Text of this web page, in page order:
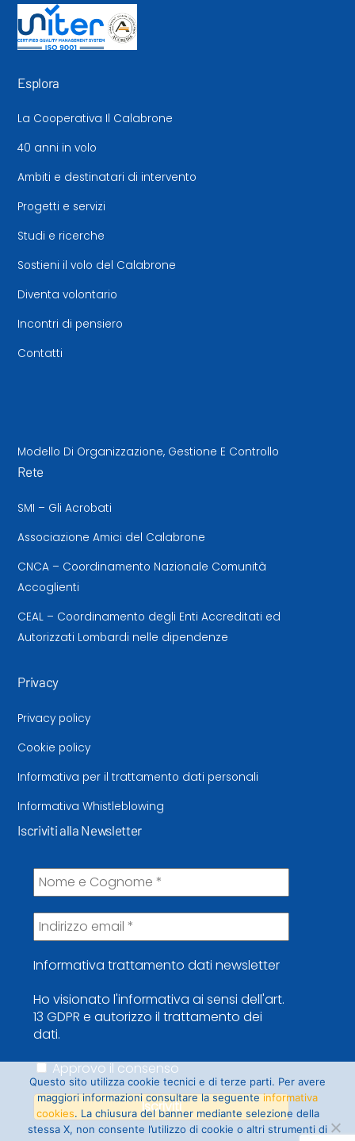
Esplora
La Cooperativa Il Calabrone
40 anni in volo
Ambiti e destinatari di intervento
Progetti e servizi
Studi e ricerche
Sostieni il volo del Calabrone
Diventa volontario
Incontri di pensiero
Contatti
Modello Di Organizzazione, Gestione E Controllo
Rete
SMI – Gli Acrobati
Associazione Amici del Calabrone
CNCA – Coordinamento Nazionale Comunità
Accoglienti
CEAL – Coordinamento degli Enti Accreditati ed
Autorizzati Lombardi nelle dipendenze
Privacy
Privacy policy
Cookie policy
Informativa per il trattamento dati personali
Informativa Whistleblowing
Iscriviti alla Newsletter
Informativa trattamento dati newsletter
Ho visionato l'informativa ai sensi dell'art.
13 GDPR e autorizzo il trattamento dei
dati.
Approvo il consenso
Questo sito utilizza cookie tecnici e di terze parti. Per avere
maggiori informazioni consultare la seguenteinformativa
cookies. La chiusura del banner mediante selezione della
stessa X, non consente l’utilizzo di cookie o altri strumenti di